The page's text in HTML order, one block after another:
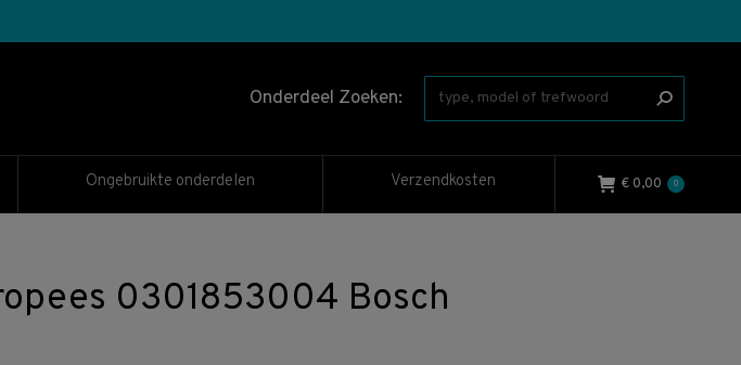
Onderdeel Zoeken:
Ongebruikte onderdelen Verzendkosten € 0,00 0
0301853004 Bosch